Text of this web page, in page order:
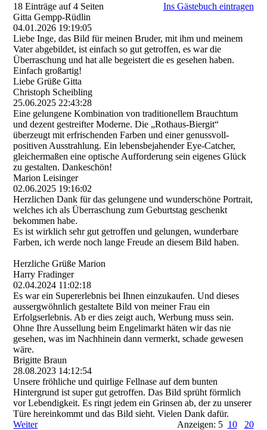
18 Einträge auf 4 Seiten
Ins Gästebuch eintragen
Gitta Gempp-Rüdlin
04.01.2026 19:19:05
Liebe Inge, das Bild für meinen Bruder, mit ihm und meinem
Vater abgebildet, ist einfach so gut getroffen, es war die
Überraschung und hat alle begeistert die es gesehen haben.
Einfach großartig!
Liebe Grüße Gitta
Christoph Scheibling
25.06.2025 22:43:28
Eine gelungene Kombination von traditionellem Brauchtum
und dezent gestreifter Moderne. Die „Rothaus-Biergit“
überzeugt mit erfrischenden Farben und einer genussvoll-
positiven Ausstrahlung. Ein lebensbejahender Eye-Catcher,
gleichermaßen eine optische Aufforderung sein eigenes Glück
zu gestalten. Dankeschön!
Marion Leisinger
02.06.2025 19:16:02
Herzlichen Dank für das gelungene und wunderschöne Portrait,
welches ich als Überraschung zum Geburtstag geschenkt
bekommen habe.
Es ist wirklich sehr gut getroffen und gelungen, wunderbare
Farben, ich werde noch lange Freude an diesem Bild haben.
Herzliche Grüße Marion
Harry Fradinger
02.04.2024 11:02:18
Es war ein Supererlebnis bei Ihnen einzukaufen. Und dieses
aussergwöhnlich gestaltete Bild von meiner Frau ein
Erfolgserlebnis. Ab er dies zeigt auch, Werbung muss sein.
Ohne Ihre Aussellung beim Engelimarkt häten wir das nie
gesehen, was im Nachhinein dann vermerkt, schade gewesen
wäre.
Brigitte Braun
28.08.2023 14:12:54
Unsere fröhliche und quirlige Fellnase auf dem bunten
Hintergrund ist super gut getroffen. Das Bild sprüht förmlich
vor Lebendigkeit. Es ringt jedem ein Grinsen ab, der zu unserer
Türe hereinkommt und das Bild sieht. Vielen Dank dafür.
Weiter
Anzeigen: 5 10 20